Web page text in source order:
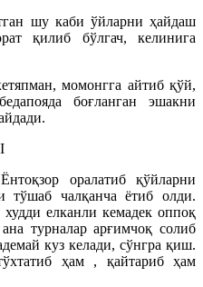
шу каби ўйларни ҳайдаш
қилиб бўлгач, келинига
момонгга айтиб қўй,
боғланган эшакни
оралатиб қўйларни
тўшаб чалқанча ётиб олди.
елканли кемадек оппоқ
турналар арғимчоқ солиб
куз келади, сўнгра қиш.
ҳам , қайтариб ҳам